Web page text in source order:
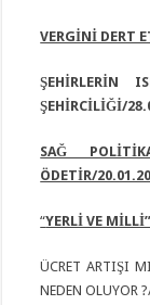
VERGİNİ DERT
ŞEHİRLERİN
ŞEHİRCİLİĞİ/
SAĞ
ÖDETİR/
“YERLİ VE
ÜCRET ARTIŞI
NEDEN OLUYOR